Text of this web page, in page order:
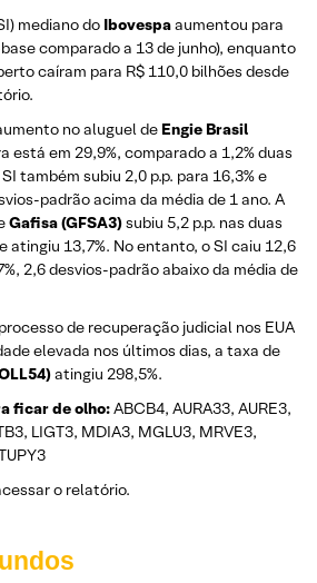
mediano do Ibovespaaumentou para
comparado a 13 de junho), enquanto
caíram para R$ 110,0 bilhões desde
no aluguel de Engie Brasil
está em 29,9%, comparado a 1,2% duas
também subiu 2,0 p.p. para 16,3% e
padrão acima da média de 1 ano. A
Gafisa (GFSA3)subiu 5,2 p.p. nas duas
atingiu 13,7%. No entanto, o SI caiu 12,6
2,6 desvios-padrão abaixo da média de
de recuperação judicial nos EUA
elevada nos últimos dias, a taxa de
atingiu 298,5%.
ficar de olho:ABCB4, AURA33, AURE3,
LIGT3, MDIA3, MGLU3, MRVE3,
o relatório.